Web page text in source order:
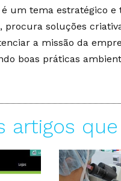
um tema estratégico e
procura soluções
a missão da
boas práticas
artigos